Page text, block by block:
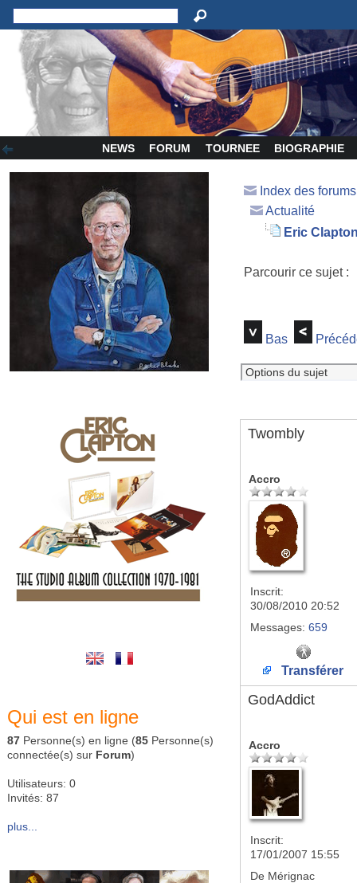
NEWS FORUM TOURNEE BIOGRAPHIE
Qui est en ligne
87 Personne(s) en ligne (85 Personne(s)
connectée(s) sur Forum)
Utilisateurs: 0
Invités: 87
plus...
Index des
Actualité
Eric
Parcourir ce sujet
Bas
Twombly
Accro
Inscrit:
30/08/2010 20:52
Messages: 659
Transférer
GodAddict
Accro
Inscrit:
17/01/2007 15:55
De Mérignac